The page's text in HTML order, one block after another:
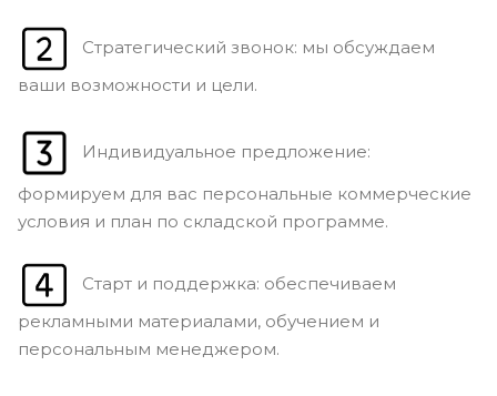
Стратегический звонок: мы обсуждаем
ваши возможности и цели.
Индивидуальное предложение:
формируем для вас персональные коммерческие
условия и план по складской программе.
Старт и поддержка: обеспечиваем
рекламными материалами, обучением и
персональным менеджером.